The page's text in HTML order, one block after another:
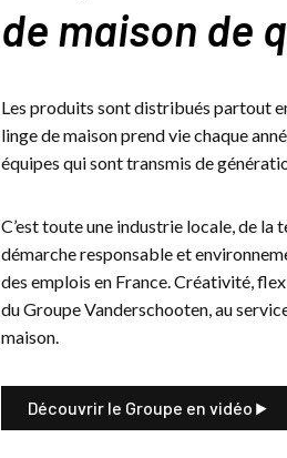
de maison de
Les produits sont distribués partout
linge de maison prend vie chaque
équipes qui sont transmis de
C’est toute une industrie locale, de la
démarche responsable et
des emplois en France. Créativité,
du Groupe Vanderschooten, au
maison.
Découvrir le Groupe en vidéo